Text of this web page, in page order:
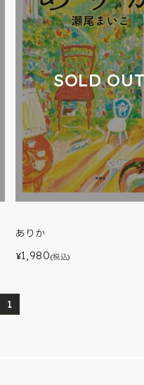
SOLD
ありか
¥1,980(税込)
1